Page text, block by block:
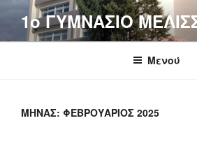
Μετάβαση
περιεχόμενο
1o ΓΥΜΝΑΣΙΟ
Μενού
ΜΉΝΑΣ: ΦΕΒΡΟΥΆΡΙΟΣ 2025